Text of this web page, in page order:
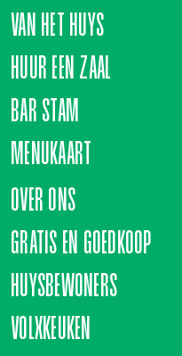
VAN HET HUYS
HUUR EEN ZAAL
BAR STAM
MENUKAART
OVER ONS
GRATIS EN GOEDKOOP
HUYSBEWONERS
VOLXKEUKEN